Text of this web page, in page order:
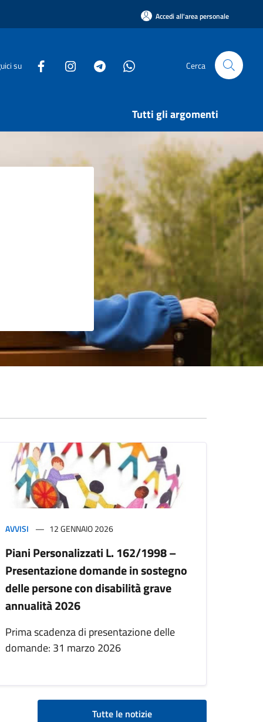
Accedi all'area personale
su Cerca
Tutti gli argomenti
AVVISI 12 GENNAIO 2026
Piani Personalizzati L. 162/1998 –
Presentazione domande in sostegno
delle persone con disabilità grave
annualità 2026
Prima scadenza di presentazione delle
domande: 31 marzo 2026
Tutte le notizie